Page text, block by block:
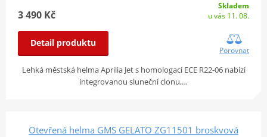
3 490 Kč
Skladem
u vás 11. 08.
Detail produktu
Porovnat
Lehká městská helma Aprilia Jet s homologací ECE R22-06 nabízí
integrovanou sluneční clonu,…
Otevřená helma GMS GELATO ZG11501 broskvová